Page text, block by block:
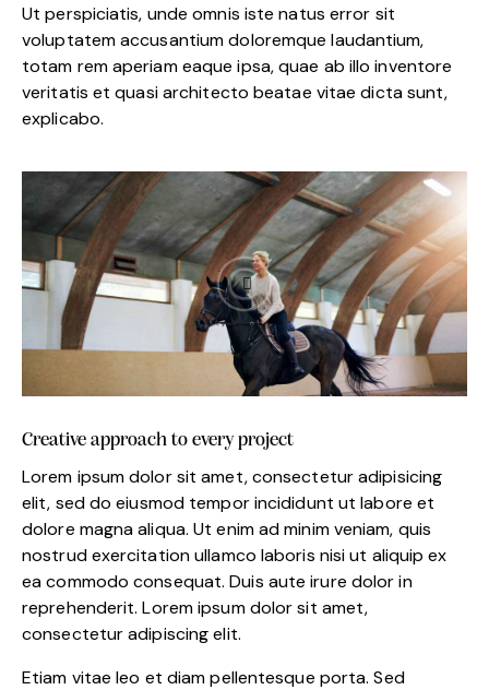
Ut perspiciatis, unde omnis iste natus error sit
voluptatem accusantium doloremque laudantium,
totam rem aperiam eaque ipsa, quae ab illo inventore
veritatis et quasi architecto beatae vitae dicta sunt,
explicabo.
Creative approach to every project
Lorem ipsum dolor sit amet, consectetur adipisicing
elit, sed do eiusmod tempor incididunt ut labore et
dolore magna aliqua. Ut enim ad minim veniam, quis
nostrud exercitation ullamco laboris nisi ut aliquip ex
ea commodo consequat. Duis aute irure dolor in
reprehenderit. Lorem ipsum dolor sit amet,
consectetur adipiscing elit.
Etiam vitae leo et diam pellentesque porta. Sed